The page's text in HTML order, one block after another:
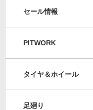
セール情報
PITWORK
タイヤ＆ホイール
足廻り